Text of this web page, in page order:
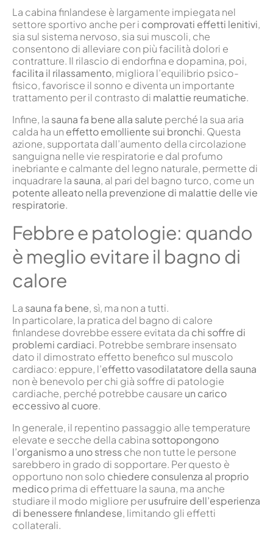
La cabina finlandese è largamente impiegata nel
settore sportivo anche per i comprovati effetti lenitivi,
sia sul sistema nervoso, sia sui muscoli, che
consentono di alleviare con più facilità dolori e
contratture. Il rilascio di endorfina e dopamina, poi,
facilita il rilassamento, migliora l’equilibrio psico-
fisico, favorisce il sonno e diventa un importante
trattamento per il contrasto di malattie reumatiche.
Infine, la sauna fa bene alla salute perché la sua aria
calda ha un effetto emolliente sui bronchi. Questa
azione, supportata dall’aumento della circolazione
sanguigna nelle vie respiratorie e dal profumo
inebriante e calmante del legno naturale, permette di
inquadrare la sauna, al pari del bagno turco, come un
potente alleato nella prevenzione di malattie delle vie
respiratorie.
Febbre e patologie: quando
è meglio evitare il bagno di
calore
La sauna fa bene, sì, ma non a tutti.
In particolare, la pratica del bagno di calore
finlandese dovrebbe essere evitata da chi soffre di
problemi cardiaci. Potrebbe sembrare insensato
dato il dimostrato effetto benefico sul muscolo
cardiaco: eppure, l’effetto vasodilatatore della sauna
non è benevolo per chi già soffre di patologie
cardiache, perché potrebbe causare un carico
eccessivo al cuore.
In generale, il repentino passaggio alle temperature
elevate e secche della cabina sottopongono
l’organismo a uno stressche non tutte le persone
sarebbero in grado di sopportare. Per questo è
opportuno non solo chiedere consulenza al proprio
medicoprima di effettuare la sauna, ma anche
studiare il modo migliore perusufruire dell’esperienza
di benessere finlandese, limitando gli effetti
collaterali.